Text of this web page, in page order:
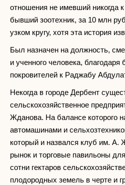
отношения не имевший никогда к
бывший зоотехник, за 10 млн
узком кругу, хотя эта история
Был назначен на должность,
и ученного человека,
покровителей к Раджабу
Некогда в городе Дербент
сельскохозяйственное
Жданова. На балансе которого
автомашинами и
который и назвался клуб им. А.
рынок и торговые павильоны
сотни гектаров
плодородных земель в черте и